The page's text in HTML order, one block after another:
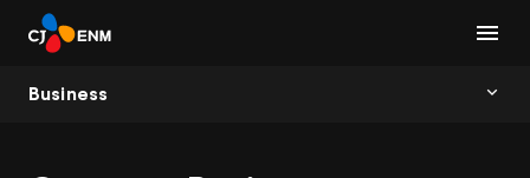
Business